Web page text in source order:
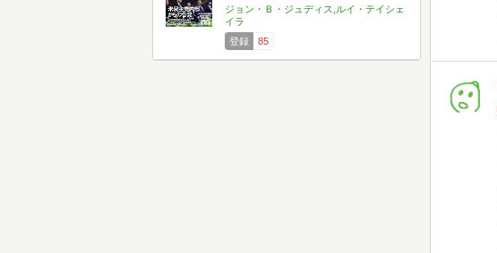
ジョン・Ｂ・ジュディス,ルイ・テイシェ
イラ
登録
85